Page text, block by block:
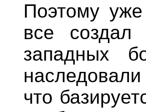
Поэтому
все создал
западных
что